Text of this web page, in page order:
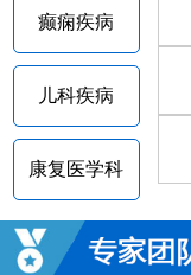
癫痫疾病
儿科疾病
康复医学科